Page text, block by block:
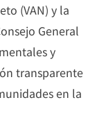
(VAN) y la
General
y
transparente
en la